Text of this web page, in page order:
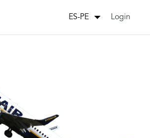
ES-PE Login